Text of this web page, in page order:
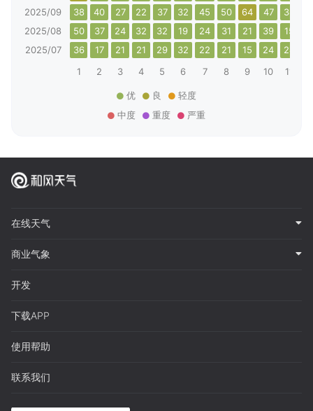
2025/09
38 40 27 22 37 32 45 50 64 47 38
2025/08
50 37 24 32 32 19 24 31 21 39 15
2025/07
36 17 21 21 29 32 22 21 15 24 24
1
2 3 4 5 6 7 8 9 10 11
优 良
轻度
中度
重度 严重
在线天气
商业气象
开发
下载APP
使用帮助
联系我们